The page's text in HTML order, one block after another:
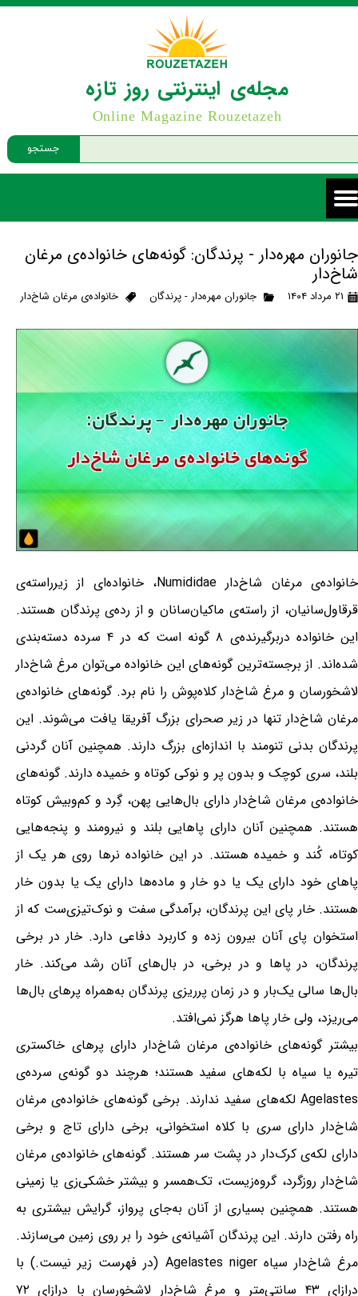
جستجو
مجله‌ی اینترنتی روز تازه
Online Magazine Rouzetazeh
جانوران مهره‌دار - پرندگان: گونه‌های خانواده‌ی مرغان
شاخ‌دار
۲۱ مرداد ۱۴۰۴ جانوران مهره‌دار - پرندگان خانواده‌ی مرغان شاخ‌دار
خانواده‌ی مرغان شاخ‌دار Numididae، خانواده‌ای از زیرراسته‌ی
قرقاول‌سانیان، از راسته‌ی ماکیان‌سانان و از رده‌ی پرندگان هستند.
این خانواده دربرگیرنده‌ی ۸ گونه است که در ۴ سرده دسته‌بندی
شده‌اند. از برجسته‌ترین گونه‌های این خانواده می‌توان مرغ شاخ‌دار
لاشخورسان و مرغ شاخ‌دار کلاه‌پوش را نام برد. گونه‌های خانواده‌ی
مرغان شاخ‌دار تنها در زیر صحرای بزرگ آفریقا یافت می‌شوند. این
پرندگان بدنی تنومند با اندازه‌ای بزرگ دارند. همچنین آنان گردنی
بلند، سری کوچک و بدون پر و نوکی کوتاه و خمیده دارند. گونه‌های
خانواده‌ی مرغان شاخ‌دار دارای بال‌هایی پهن، گِرد و کم‌وبیش کوتاه
هستند. همچنین آنان دارای پاهایی بلند و نیرومند و پنجه‌هایی
کوتاه، کُند و خمیده هستند. در این خانواده نرها روی هر یک از
پاهای خود دارای یک یا دو خار و ماده‌ها دارای یک یا بدون خار
هستند. خار پای این پرندگان، برآمدگی سفت و نوک‌تیزی‌ست که از
استخوان پای آنان بیرون زده و کاربرد دفاعی دارد. خار در برخی
پرندگان، در پاها و در برخی، در بال‌های آنان رشد می‌کند. خار
بال‌ها سالی یک‌بار و در زمان پرریزی پرندگان به‌همراه پرهای بال‌ها
می‌ریزد، ولی خار پاها هرگز نمی‌افتد.
بیشتر گونه‌های خانواده‌ی مرغان شاخ‌دار دارای پرهای خاکستری
تیره یا سیاه با لکه‌های سفید هستند؛ هرچند دو گونه‌ی سرده‌ی
Agelastes لکه‌های سفید ندارند. برخی گونه‌های خانواده‌ی مرغان
شاخ‌دار دارای سری با کلاه استخوانی، برخی دارای تاج و برخی
دارای لکه‌ی کرک‌دار در پشت سر هستند. گونه‌های خانواده‌ی مرغان
شاخ‌دار روزگرد، گروه‌زیست، تک‌همسر و بیشتر خشکی‌زی یا زمینی
هستند. همچنین بسیاری از آنان به‌جای پرواز، گرایش بیشتری به
راه رفتن دارند. این پرندگان آشیانه‌ی خود را بر روی زمین می‌سازند.
مرغ شاخ‌دار سیاه Agelastes niger (در فهرست زیر نیست.) با
درازای ۴۳ سانتی‌متر و مرغ شاخ‌دار لاشخورسان با درازای ۷۲